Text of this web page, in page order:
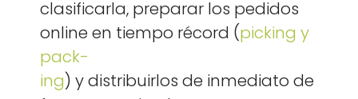
clasi­fi­car­la, preparar los pedi­dos
online en tiem­po récord (pick­ing y
pack­
ing) y dis­tribuir­los de inmedi­a­to de